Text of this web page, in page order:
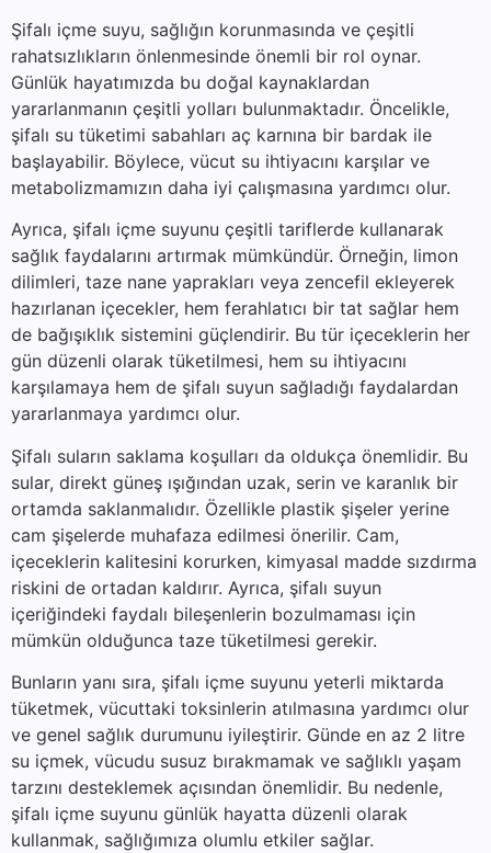
Şifalı içme suyu, sağlığın korunmasında ve çeşitli
rahatsızlıkların önlenmesinde önemli bir rol oynar.
Günlük hayatımızda bu doğal kaynaklardan
yararlanmanın çeşitli yolları bulunmaktadır. Öncelikle,
şifalı su tüketimi sabahları aç karnına bir bardak ile
başlayabilir. Böylece, vücut su ihtiyacını karşılar ve
metabolizmamızın daha iyi çalışmasına yardımcı olur.
Ayrıca, şifalı içme suyunu çeşitli tariflerde kullanarak
sağlık faydalarını artırmak mümkündür. Örneğin, limon
dilimleri, taze nane yaprakları veya zencefil ekleyerek
hazırlanan içecekler, hem ferahlatıcı bir tat sağlar hem
de bağışıklık sistemini güçlendirir. Bu tür içeceklerin her
gün düzenli olarak tüketilmesi, hem su ihtiyacını
karşılamaya hem de şifalı suyun sağladığı faydalardan
yararlanmaya yardımcı olur.
Şifalı suların saklama koşulları da oldukça önemlidir. Bu
sular, direkt güneş ışığından uzak, serin ve karanlık bir
ortamda saklanmalıdır. Özellikle plastik şişeler yerine
cam şişelerde muhafaza edilmesi önerilir. Cam,
içeceklerin kalitesini korurken, kimyasal madde sızdırma
riskini de ortadan kaldırır. Ayrıca, şifalı suyun
içeriğindeki faydalı bileşenlerin bozulmaması için
mümkün olduğunca taze tüketilmesi gerekir.
Bunların yanı sıra, şifalı içme suyunu yeterli miktarda
tüketmek, vücuttaki toksinlerin atılmasına yardımcı olur
ve genel sağlık durumunu iyileştirir. Günde en az 2 litre
su içmek, vücudu susuz bırakmamak ve sağlıklı yaşam
tarzını desteklemek açısından önemlidir. Bu nedenle,
şifalı içme suyunu günlük hayatta düzenli olarak
kullanmak, sağlığımıza olumlu etkiler sağlar.